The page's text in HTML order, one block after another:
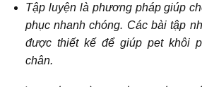
Tập luyện là phương pháp giúp
phục nhanh chóng. Các bài tập
được thiết kế để giúp pet khôi
chân.